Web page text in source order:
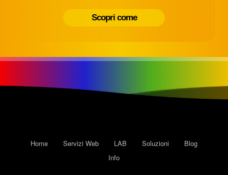
Scopri come
Home Servizi Web LAB Soluzioni
Blog
Info